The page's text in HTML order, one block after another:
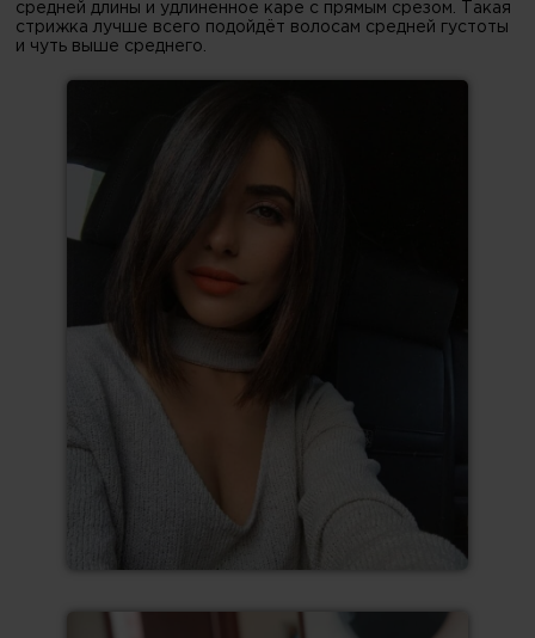
средней длины и удлиненное каре с прямым срезом. Такая
стрижка лучше всего подойдёт волосам средней густоты
и чуть выше среднего.